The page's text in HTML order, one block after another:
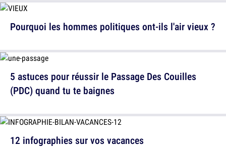
Pourquoi les hommes politiques ont-ils l'air vieux ?
12 infographies sur vos vacances
5 astuces pour réussir le Passage Des Couilles
(PDC) quand tu te baignes